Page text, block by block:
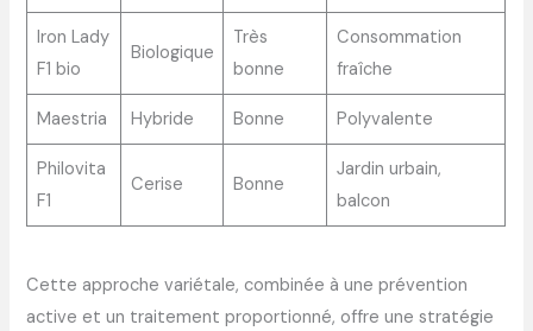
Iron Lady
F1 bio
Biologique
Très
bonne
Consommation
fraîche
Maestria Hybride Bonne Polyvalente
Philovita
F1
Cerise Bonne
Jardin urbain,
balcon
Cette approche variétale, combinée à une prévention
active et un traitement proportionné, offre une stratégie